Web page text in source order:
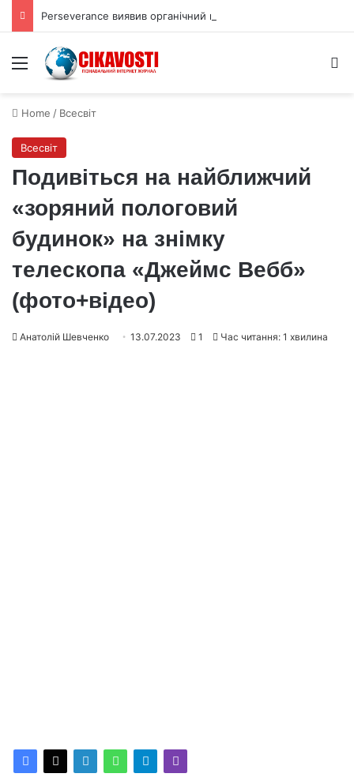
Menu
Home / Всесвіт
Всесвіт
Подивіться на найближчий
«зоряний пологовий
будинок» на знімку
телескопа «Джеймс Вебб»
(фото+відео)
Анатолій Шевченко 13.07.2023 1 Час читання: 1 хвилина